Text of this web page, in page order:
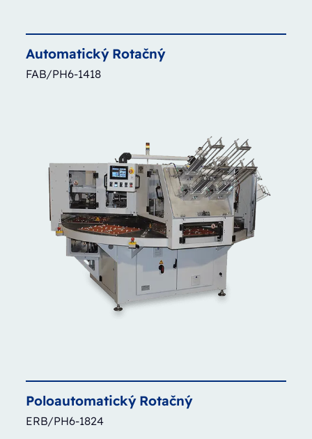
Automatický Rotačný
FAB/PH6-1418
Poloautomatický Rotačný
ERB/PH6-1824